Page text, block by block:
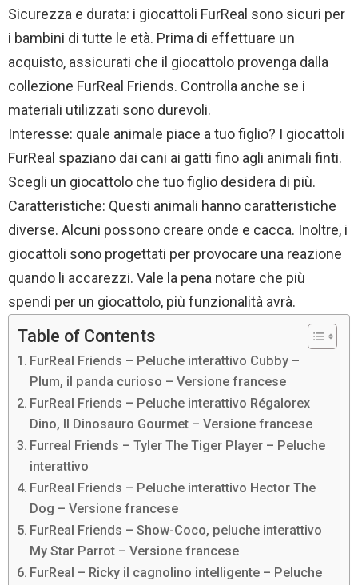
Sicurezza e durata: i giocattoli FurReal sono sicuri per
i bambini di tutte le età. Prima di effettuare un
acquisto, assicurati che il giocattolo provenga dalla
collezione FurReal Friends. Controlla anche se i
materiali utilizzati sono durevoli.
Interesse: quale animale piace a tuo figlio? I giocattoli
FurReal spaziano dai cani ai gatti fino agli animali finti.
Scegli un giocattolo che tuo figlio desidera di più.
Caratteristiche: Questi animali hanno caratteristiche
diverse. Alcuni possono creare onde e cacca. Inoltre, i
giocattoli sono progettati per provocare una reazione
quando li accarezzi. Vale la pena notare che più
spendi per un giocattolo, più funzionalità avrà.
Table of Contents
FurReal Friends – Peluche interattivo Cubby –
Plum, il panda curioso – Versione francese
FurReal Friends – Peluche interattivo Régalorex
Dino, Il Dinosauro Gourmet – Versione francese
Furreal Friends – Tyler The Tiger Player – Peluche
interattivo
FurReal Friends – Peluche interattivo Hector The
Dog – Versione francese
FurReal Friends – Show-Coco, peluche interattivo
My Star Parrot – Versione francese
FurReal – Ricky il cagnolino intelligente – Peluche